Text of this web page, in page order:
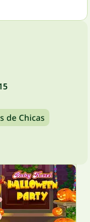
de Chicas